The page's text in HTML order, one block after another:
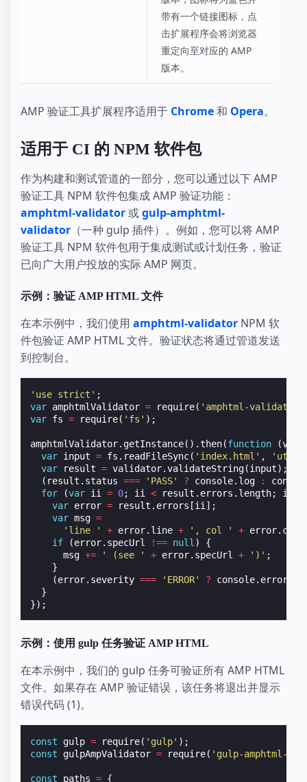
带有一个链接图标，点
击扩展程序会将浏览器
重定向至对应的 AMP
版本。
AMP 验证工具扩展程序适用于 Chrome和 Opera。
适用于 CI 的 NPM 软件包
作为构建和测试管道的一部分，您可以通过以下 AMP
验证工具 NPM 软件包集成 AMP 验证功能：
amphtml-validator或gulp-amphtml-
validator （一种 gulp 插件）。例如，您可以将 AMP
验证工具 NPM 软件包用于集成测试或计划任务，验证
已向广大用户投放的实际 AMP 网页。
示例：验证 AMP HTML 文件
在本示例中，我们使用 amphtml-validator NPM 软
件包验证 AMP HTML 文件。验证状态将通过管道发送
到控制台。
'use strict' ;
var amphtmlValidator = require( 'amphtml-validator'
var fs = require( 'fs' );
amphtmlValidator. getInstance().then(function (
var input = fs . readFileSync( 'index.html' , 'utf8'
var
result = validator.validateString(input);
( result . status === 'PASS' ? console. log :
for
(var ii = 0; ii < result . errors . length; ii
var error = result . errors [ii ];
var msg =
'line '
+ error. line + ', col ' + error. col
if
(error. specUrl !== null )
{
msg += ' (see ' + error. specUrl + ')' ;
}
(error. severity === 'ERROR' ? console. error
}
});
示例：使用 gulp 任务验证 AMP HTML
在本示例中，我们的 gulp 任务可验证所有 AMP HTML
文件。如果存在 AMP 验证错误，该任务将退出并显示
错误代码 (1)。
const gulp = require( 'gulp' );
const
gulpAmpValidator = require( 'gulp-amphtml-
const paths = {